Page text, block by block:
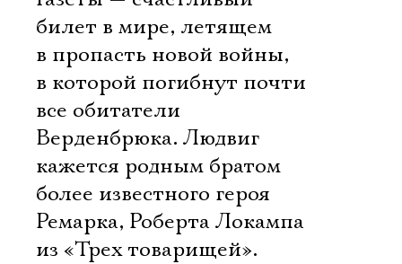
билет в мире, летящем
в пропасть новой войны,
в которой погибнут почти
все обитатели
Верденбрюка. Людвиг
кажется родным братом
более известного героя
Ремарка, Роберта Локампа
из «Трех товарищей».